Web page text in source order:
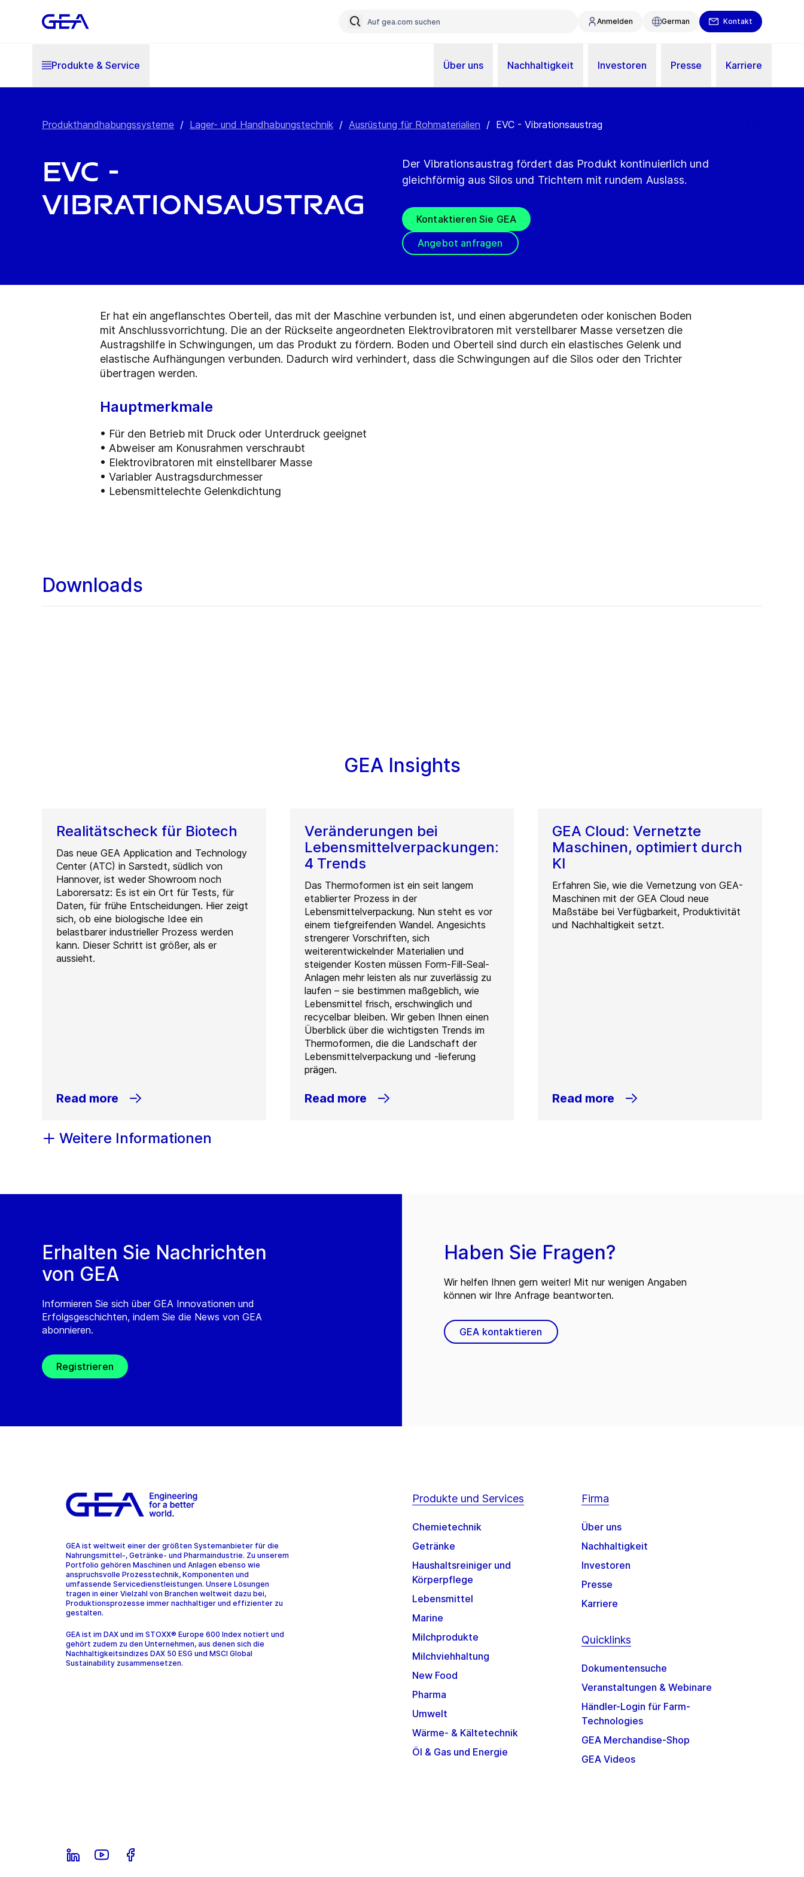
Anmelden German Kontakt
Produkte & Service Über uns Nachhaltigkeit Investoren Presse Karriere
Produkthandhabungssysteme / Lager- und Handhabungstechnik / Ausrüstung für Rohmaterialien / EVC - Vibrationsaustrag
EVC -
Vibrationsaustrag
Der Vibrationsaustrag fördert das Produkt kontinuierlich und
gleichförmig aus Silos und Trichtern mit rundem Auslass.
Kontaktieren Sie GEA
Angebot anfragen
Er hat ein angeflanschtes Oberteil, das mit der Maschine verbunden ist, und einen abgerundeten oder konischen Boden
mit Anschlussvorrichtung. Die an der Rückseite angeordneten Elektrovibratoren mit verstellbarer Masse versetzen die
Austragshilfe in Schwingungen, um das Produkt zu fördern. Boden und Oberteil sind durch ein elastisches Gelenk und
elastische Aufhängungen verbunden. Dadurch wird verhindert, dass die Schwingungen auf die Silos oder den Trichter
übertragen werden.
Hauptmerkmale
• Für den Betrieb mit Druck oder Unterdruck geeignet
• Abweiser am Konusrahmen verschraubt
• Elektrovibratoren mit einstellbarer Masse
• Variabler Austragsdurchmesser
• Lebensmittelechte Gelenkdichtung
Downloads
GEA Insights
Realitätscheck für Biotech
Das neue GEA Application and Technology
Center (ATC) in Sarstedt, südlich von
Hannover, ist weder Showroom noch
Laborersatz: Es ist ein Ort für Tests, für
Daten, für frühe Entscheidungen. Hier zeigt
sich, ob eine biologische Idee ein
belastbarer industrieller Prozess werden
kann. Dieser Schritt ist größer, als er
aussieht.
Read more
Veränderungen bei
Lebensmittelverpackungen:
4 Trends
Das Thermoformen ist ein seit langem
etablierter Prozess in der
Lebensmittelverpackung. Nun steht es vor
einem tiefgreifenden Wandel. Angesichts
strengerer Vorschriften, sich
weiterentwickelnder Materialien und
steigender Kosten müssen Form-Fill-Seal-
Anlagen mehr leisten als nur zuverlässig zu
laufen – sie bestimmen maßgeblich, wie
Lebensmittel frisch, erschwinglich und
recycelbar bleiben. Wir geben Ihnen einen
Überblick über die wichtigsten Trends im
Thermoformen, die die Landschaft der
Lebensmittelverpackung und -lieferung
prägen.
Read more
GEA Cloud: Vernetzte
Maschinen, optimiert durch
KI
Erfahren Sie, wie die Vernetzung von GEA-
Maschinen mit der GEA Cloud neue
Maßstäbe bei Verfügbarkeit, Produktivität
und Nachhaltigkeit setzt.
Read more
Weitere Informationen
Erhalten Sie Nachrichten
von GEA
Informieren Sie sich über GEA Innovationen und
Erfolgsgeschichten, indem Sie die News von GEA
abonnieren.
Registrieren
Haben Sie Fragen?
Wir helfen Ihnen gern weiter! Mit nur wenigen Angaben
können wir Ihre Anfrage beantworten.
GEA kontaktieren
GEA ist weltweit einer der größten Systemanbieter für die
Nahrungsmittel-, Getränke- und Pharmaindustrie. Zu unserem
Portfolio gehören Maschinen und Anlagen ebenso wie
anspruchsvolle Prozesstechnik, Komponenten und
umfassende Servicedienstleistungen. Unsere Lösungen
tragen in einer Vielzahl von Branchen weltweit dazu bei,
Produktionsprozesse immer nachhaltiger und effizienter zu
gestalten.
GEA ist im DAX und im STOXX® Europe 600 Index notiert und
gehört zudem zu den Unternehmen, aus denen sich die
Nachhaltigkeitsindizes DAX 50 ESG und MSCI Global
Sustainability zusammensetzen.
Produkte und Services
Chemietechnik
Getränke
Haushaltsreiniger und
Körperpflege
Lebensmittel
Marine
Milchprodukte
Milchviehhaltung
New Food
Pharma
Umwelt
Wärme- & Kältetechnik
Öl & Gas und Energie
Firma
Über uns
Nachhaltigkeit
Investoren
Presse
Karriere
Quicklinks
Dokumentensuche
Veranstaltungen & Webinare
Händler-Login für Farm-
Technologies
GEA Merchandise-Shop
GEA Videos